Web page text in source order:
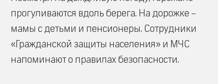
прогуливаются вдоль берега. На дорожке –
мамы с детьми и пенсионеры. Сотрудники
«Гражданской защиты населения» и МЧС
напоминают о правилах безопасности.